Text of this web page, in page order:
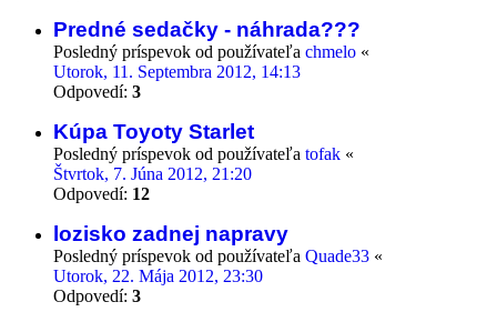
Predné sedačky - náhrada???
Posledný príspevok od používateľa chmelo «
Utorok, 11. Septembra 2012, 14:13
Odpovedí: 3
Kúpa Toyoty Starlet
Posledný príspevok od používateľa tofak «
Štvrtok, 7. Júna 2012, 21:20
Odpovedí: 12
lozisko zadnej napravy
Posledný príspevok od používateľa Quade33 «
Utorok, 22. Mája 2012, 23:30
Odpovedí: 3